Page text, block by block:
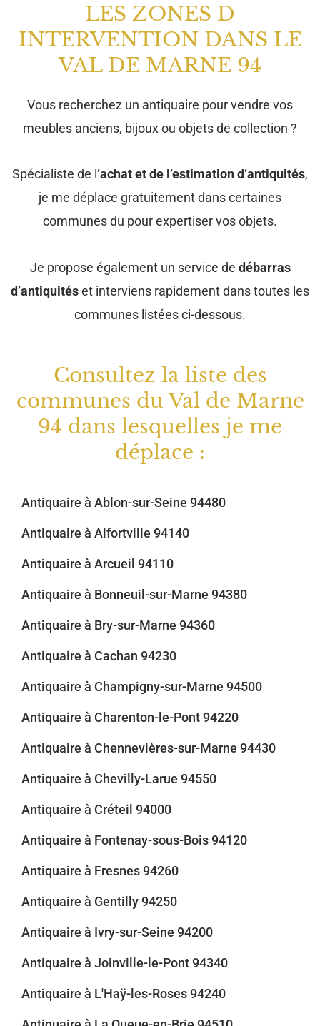
LES ZONES D
INTERVENTION DANS LE
VAL DE MARNE 94
Vous recherchez un antiquaire pour vendre vos
meubles anciens, bijoux ou objets de collection ?
Spécialiste de l ’achat et de l’estimation d’antiquités,
je me déplace gratuitement dans certaines
communes du pour expertiser vos objets.
Je propose également un service de débarras
d’antiquitéset interviens rapidement dans toutes les
communes listées ci-dessous.
Consultez la liste des
communes du Val de Marne
94 dans lesquelles je me
déplace :
Antiquaire à Ablon-sur-Seine 94480
Antiquaire à Alfortville 94140
Antiquaire à Arcueil 94110
Antiquaire à Bonneuil-sur-Marne 94380
Antiquaire à Bry-sur-Marne 94360
Antiquaire à Cachan 94230
Antiquaire à Champigny-sur-Marne 94500
Antiquaire à Charenton-le-Pont 94220
Antiquaire à Chennevières-sur-Marne 94430
Antiquaire à Chevilly-Larue 94550
Antiquaire à Créteil 94000
Antiquaire à Fontenay-sous-Bois 94120
Antiquaire à Fresnes 94260
Antiquaire à Gentilly 94250
Antiquaire à Ivry-sur-Seine 94200
Antiquaire à Joinville-le-Pont 94340
Antiquaire à L'Haÿ-les-Roses 94240